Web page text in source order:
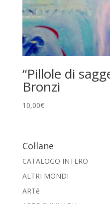
“Pillole di
Bronzi
10,00€
Collane
CATALOGO INTERO
ALTRI MONDI
ARTē